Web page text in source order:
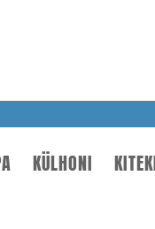
KÜLHONI